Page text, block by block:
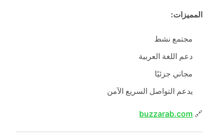
المميزات:
مجتمع نشط
دعم اللغة العربية
مجاني جزئيًا
يدعم التواصل السريع الآمن
🔗
buzzarab.com